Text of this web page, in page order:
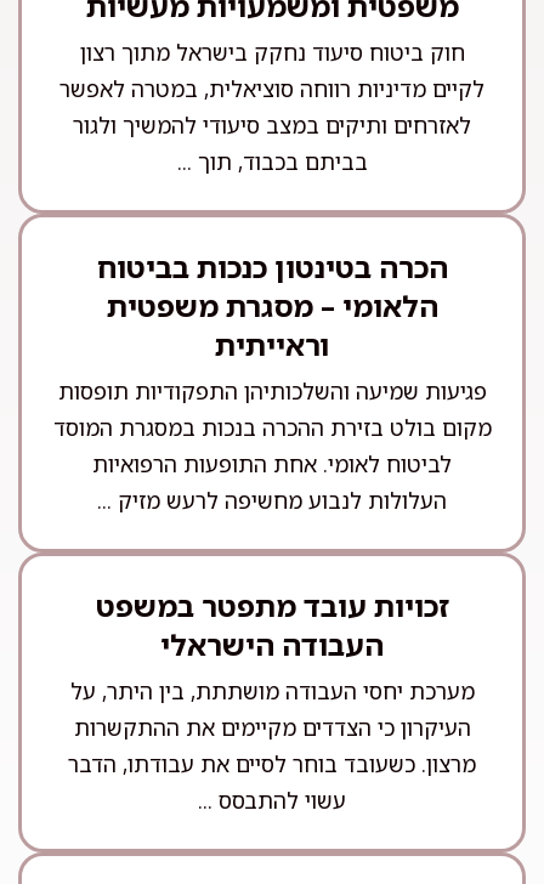
חוק ביטוח סיעוד נחקק בישראל מתוך רצון
לקיים מדיניות רווחה סוציאלית, במטרה לאפשר
לאזרחים ותיקים במצב סיעודי להמשיך ולגור
בביתם בכבוד, תוך ...
הכרה בטינטון כנכות בביטוח
הלאומי – מסגרת משפטית
וראייתית
פגיעות שמיעה והשלכותיהן התפקודיות תופסות
מקום בולט בזירת ההכרה בנכות במסגרת המוסד
לביטוח לאומי. אחת התופעות הרפואיות
העלולות לנבוע מחשיפה לרעש מזיק ...
זכויות עובד מתפטר במשפט
העבודה הישראלי
מערכת יחסי העבודה מושתתת, בין היתר, על
העיקרון כי הצדדים מקיימים את ההתקשרות
מרצון. כשעובד בוחר לסיים את עבודתו, הדבר
עשוי להתבסס ...